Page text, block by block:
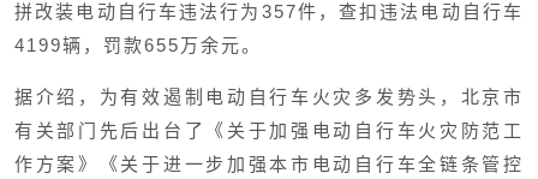
拼改装电动自行车违法行为357件，查扣违法电动自行车
4199辆，罚款655万余元。
据介绍，为有效遏制电动自行车火灾多发势头，北京市
有关部门先后出台了《关于加强电动自行车火灾防范工
作方案》《关于进一步加强本市电动自行车全链条管控